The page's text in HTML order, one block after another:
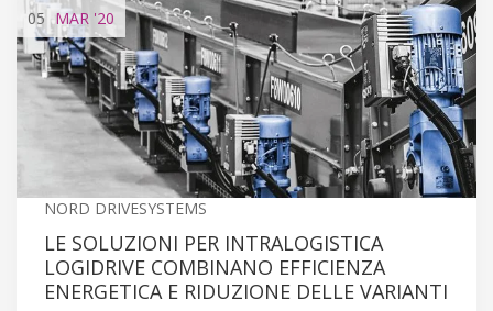
05 MAR '20
NORD DRIVESYSTEMS
LE SOLUZIONI PER INTRALOGISTICA
LOGIDRIVE COMBINANO EFFICIENZA
ENERGETICA E RIDUZIONE DELLE VARIANTI